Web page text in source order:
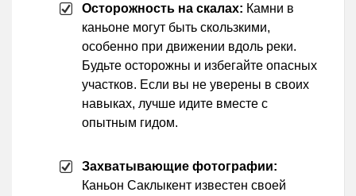
Осторожность на скалах: Камни в
каньоне могут быть скользкими,
особенно при движении вдоль реки.
Будьте осторожны и избегайте опасных
участков. Если вы не уверены в своих
навыках, лучше идите вместе с
опытным гидом.
Захватывающие фотографии:
Каньон Саклыкент известен своей